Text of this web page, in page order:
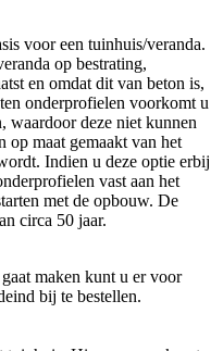
voor een tuinhuis/veranda.
op bestrating,
en omdat dit van beton is,
onderprofielen voorkomt u
waardoor deze niet kunnen
op maat gemaakt van het
Indien u deze optie erbij
vast aan het
met de opbouw. De
circa 50 jaar.
maken kunt u er voor
bij te bestellen.